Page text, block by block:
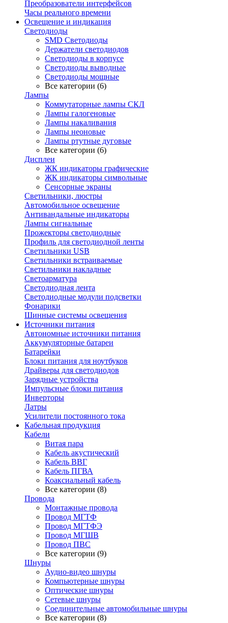
Преобразователи интерфейсов
Часы реального времени
Освещение и индикация
Светодиоды
SMD Светодиоды
Держатели светодиодов
Светодиоды в корпусе
Светодиоды выводные
Светодиоды мощные
Все категории (6)
Лампы
Коммутаторные лампы СКЛ
Лампы галогеновые
Лампы накаливания
Лампы неоновые
Лампы ртутные дуговые
Все категории (6)
Дисплеи
ЖК индикаторы графические
ЖК индикаторы символьные
Сенсорные экраны
Cветильники, люстры
Автомобильное освещение
Антивандальные индикаторы
Лампы сигнальные
Прожекторы светодиодные
Профиль для светодиодной ленты
Светильники USB
Светильники встраиваемые
Светильники накладные
Светоарматура
Светодиодная лента
Светодиодные модули подсветки
Фонарики
Шинные системы освещения
Источники питания
Автономные источники питания
Аккумуляторные батареи
Батарейки
Блоки питания для ноутбуков
Драйверы для светодиодов
Зарядные устройства
Импульсные блоки питания
Инверторы
Латры
Усилители постоянного тока
Кабельная продукция
Кабели
Витая пара
Кабель акустический
Кабель ВВГ
Кабель ПГВА
Коаксиальный кабель
Все категории (8)
Провода
Монтажные провода
Провод МГТФ
Провод МГТФЭ
Провод МГШВ
Провод ПВС
Все категории (9)
Шнуры
Аудио-видео шнуры
Компьютерные шнуры
Оптические шнуры
Сетевые шнуры
Соединительные автомобильные шнуры
Все категории (8)